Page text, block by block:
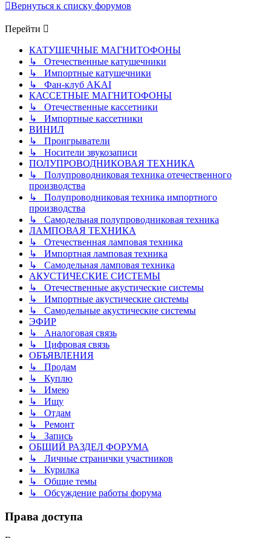
Вернуться к списку форумов
Перейти
КАТУШЕЧНЫЕ МАГНИТОФОНЫ
↳ Отечественные катушечники
↳ Импортные катушечники
↳ Фан-клуб AKAI
КАССЕТНЫЕ МАГНИТОФОНЫ
↳ Отечественные кассетники
↳ Импортные кассетники
ВИНИЛ
↳ Проигрыватели
↳ Носители звукозаписи
ПОЛУПРОВОДНИКОВАЯ ТЕХНИКА
↳ Полупроводниковая техника отечественного
производства
↳ Полупроводниковая техника импортного
производства
↳ Самодельная полупроводниковая техника
ЛАМПОВАЯ ТЕХНИКА
↳ Отечественная ламповая техника
↳ Импортная ламповая техника
↳ Самодельная ламповая техника
АКУСТИЧЕСКИЕ СИСТЕМЫ
↳ Отечественные акустические системы
↳ Импортные акустические системы
↳ Самодельные акустические системы
ЭФИР
↳ Аналоговая связь
↳ Цифровая связь
ОБЪЯВЛЕНИЯ
↳ Продам
↳ Куплю
↳ Имею
↳ Ищу
↳ Отдам
↳ Ремонт
↳ Запись
ОБЩИЙ РАЗДЕЛ ФОРУМА
↳ Личные странички участников
↳ Курилка
↳ Общие темы
↳ Обсуждение работы форума
Права доступа